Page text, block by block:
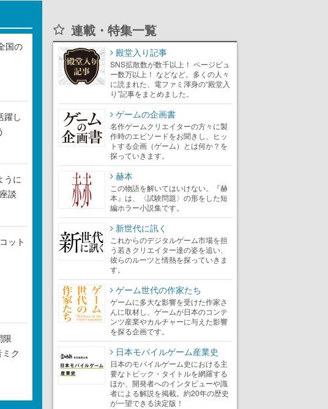
国の
躍し
うに
談
ット
限
ク
連載・特集一覧
殿堂入り記事
SNS拡散数が数千以上！ ページビュ
ー数万以上！ などなど。多くの人々
に読まれた、電ファミ渾身の“殿堂入
り”記事をまとめました。
ゲームの企画書
名作ゲームクリエイターの方々に製
作時のエピソードをお聞きし、ヒッ
トする企画（ゲーム）とは何か？を
探っていきます。
赫本
この物語を解いてはいけない。『赫
本』は、〈試験問題〉の形をした短
編ホラー小説集です。
新世代に訊く
これからのデジタルゲーム市場を担
う若きクリエイター達の姿を追い、
彼らのルーツと情熱を探っていきま
す。
ゲーム世代の作家たち
ゲームに多大な影響を受けた作家さ
んに取材し、ゲームが日本のコンテ
ンツ産業やカルチャーに与えた影響
を探る企画です。
日本モバイルゲーム産業史
日本のモバイルゲーム史における主
要なトピック・タイトルを網羅する
ほか、開発者へのインタビューや識
者による解説を掲載。約20年の歴史
が一望できる決定版！